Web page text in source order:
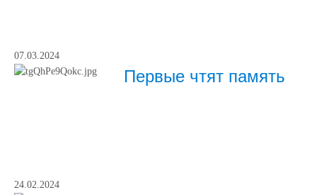
07.03.2024
Первые чтят память
24.02.2024